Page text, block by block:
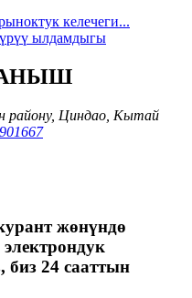
келечеги...
ылдамдыгы
району, Циндао, Кытай
жөнүндө
электрондук
24 сааттын